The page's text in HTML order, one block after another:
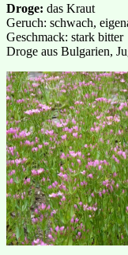
Droge: das Kraut
Geruch: schwach,
Geschmack: stark bitter
Droge aus Bulgarien,